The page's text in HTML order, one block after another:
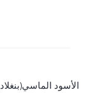
الأسود